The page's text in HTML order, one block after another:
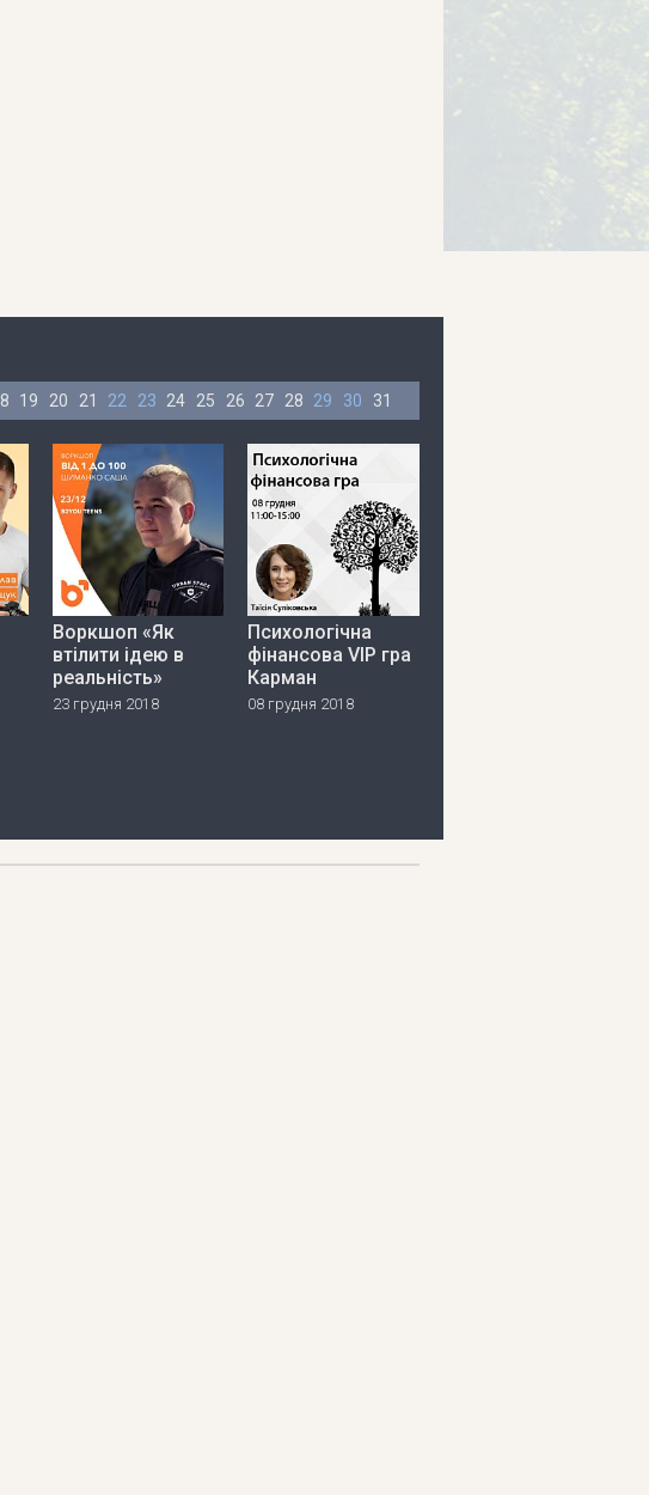
19 20 21 22 23 24 25 26 27 28 29 30 31
Воркшоп «Як
втілити ідею в
реальність»
23 грудня 2018
Психологічна
фінансова VIP гра
Карман
08 грудня 2018